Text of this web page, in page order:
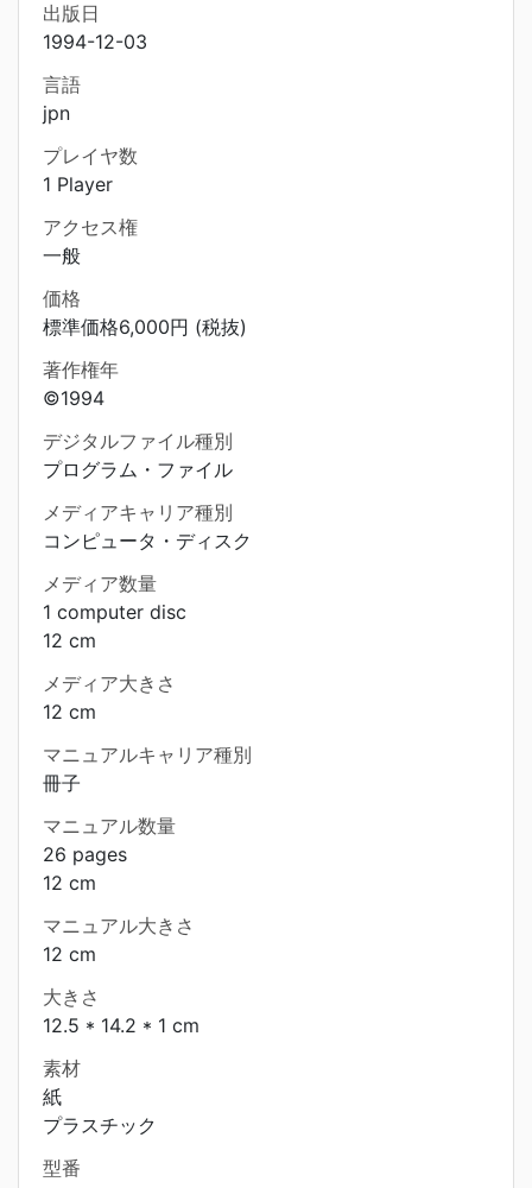
出版日
1994-12-03
言語
jpn
プレイヤ数
1 Player
アクセス権
一般
価格
標準価格6,000円 (税抜)
著作権年
©1994
デジタルファイル種別
プログラム・ファイル
メディアキャリア種別
コンピュータ・ディスク
メディア数量
1 computer disc
12 cm
メディア大きさ
12 cm
マニュアルキャリア種別
冊子
マニュアル数量
26 pages
12 cm
マニュアル大きさ
12 cm
大きさ
12.5 * 14.2 * 1 cm
素材
紙
プラスチック
型番